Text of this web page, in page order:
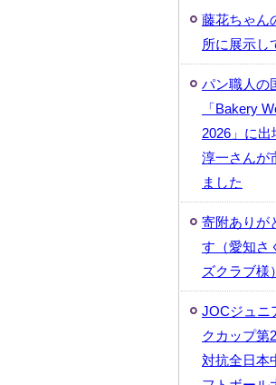
藤花ちゃん
所に展示し
パン職人の
「Bakery
2026」に出
淳一さんが
ました
寄附ありが
す（愛知さ
ズクラブ様）
JOCジュニ
クカップ第
対抗全日本